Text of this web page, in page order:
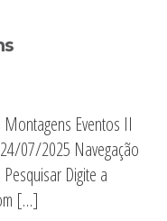
Eventos II
07/2025 Navegação
Digite a
[…]